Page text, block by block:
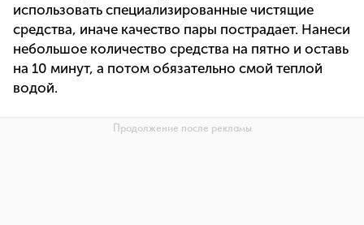
использовать специализированные чистящие
средства, иначе качество пары пострадает. Нанеси
небольшое количество средства на пятно и оставь
на 10 минут, а потом обязательно смой теплой
водой.